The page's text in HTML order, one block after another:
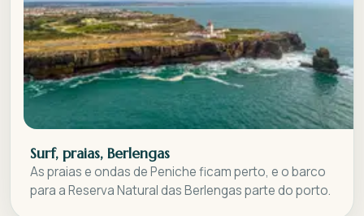
Surf, praias, Berlengas
As praias e ondas de Peniche ficam perto, e o barco
para a Reserva Natural das Berlengas parte do porto.